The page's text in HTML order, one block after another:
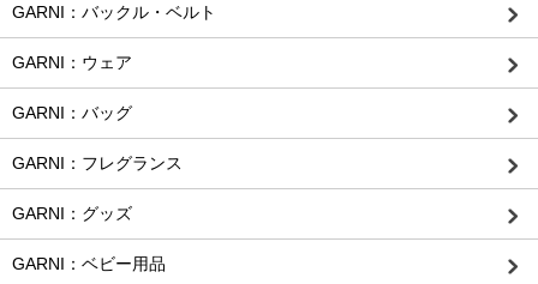
GARNI：バックル・ベルト
GARNI：ウェア
GARNI：バッグ
GARNI：フレグランス
GARNI：グッズ
GARNI：ベビー用品